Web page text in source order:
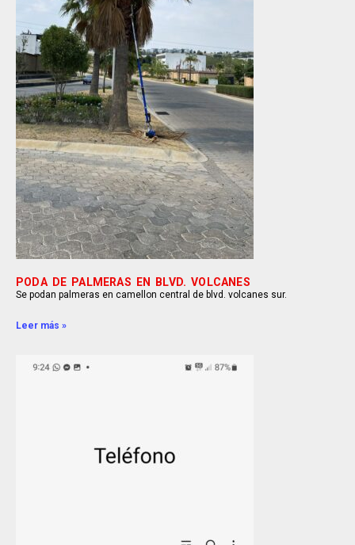
PODA DE PALMERAS EN BLVD. VOLCANES
Se podan palmeras en camellon central de blvd. volcanes sur.
Leer más »